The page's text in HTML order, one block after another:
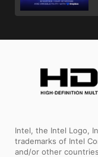
Intel, the Intel Logo,
trademarks of Intel
and/or other